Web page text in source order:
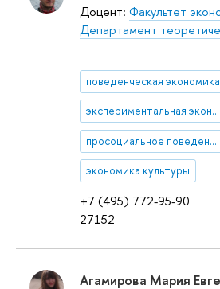
+7 (495) 772-95-90
27152
Доцент: Факультет
Департамент
поведенческая экономика
экспериментальная экономика
просоциальное поведение
экономика культуры
Агамирова Мария